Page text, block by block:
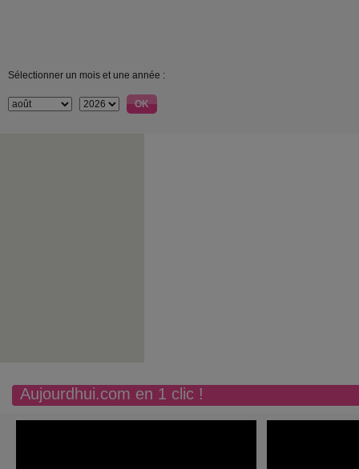
Sélectionner un mois et une année :
Aujourdhui.com en 1 clic !